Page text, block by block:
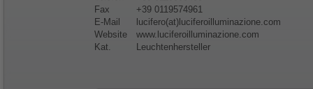
Fax
+39 0119574961
E-Mail
lucifero(at)luciferoilluminazione.com
Website
www.luciferoilluminazione.com
Kat.
Leuchtenhersteller